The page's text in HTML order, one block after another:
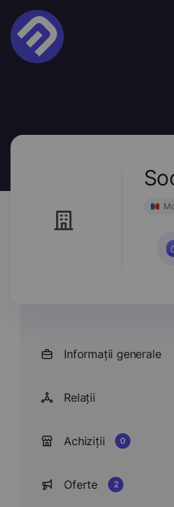
Informații generale
Relații
Achiziții 0
Oferte 2